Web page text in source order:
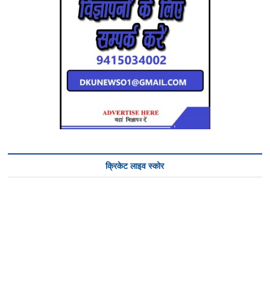
क्रिकेट लाइव स्कोर